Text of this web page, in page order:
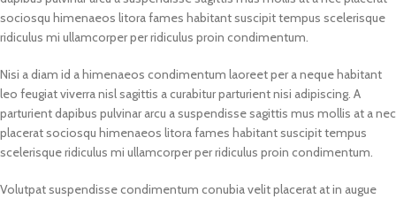
sociosqu himenaeos litora fames habitant suscipit tempus scelerisque
ridiculus mi ullamcorper per ridiculus proin condimentum.
Nisi a diam id a himenaeos condimentum laoreet per a neque habitant
leo feugiat viverra nisl sagittis a curabitur parturient nisi adipiscing. A
parturient dapibus pulvinar arcu a suspendisse sagittis mus mollis at a nec
placerat sociosqu himenaeos litora fames habitant suscipit tempus
scelerisque ridiculus mi ullamcorper per ridiculus proin condimentum.
Volutpat suspendisse condimentum conubia velit placerat at in augue